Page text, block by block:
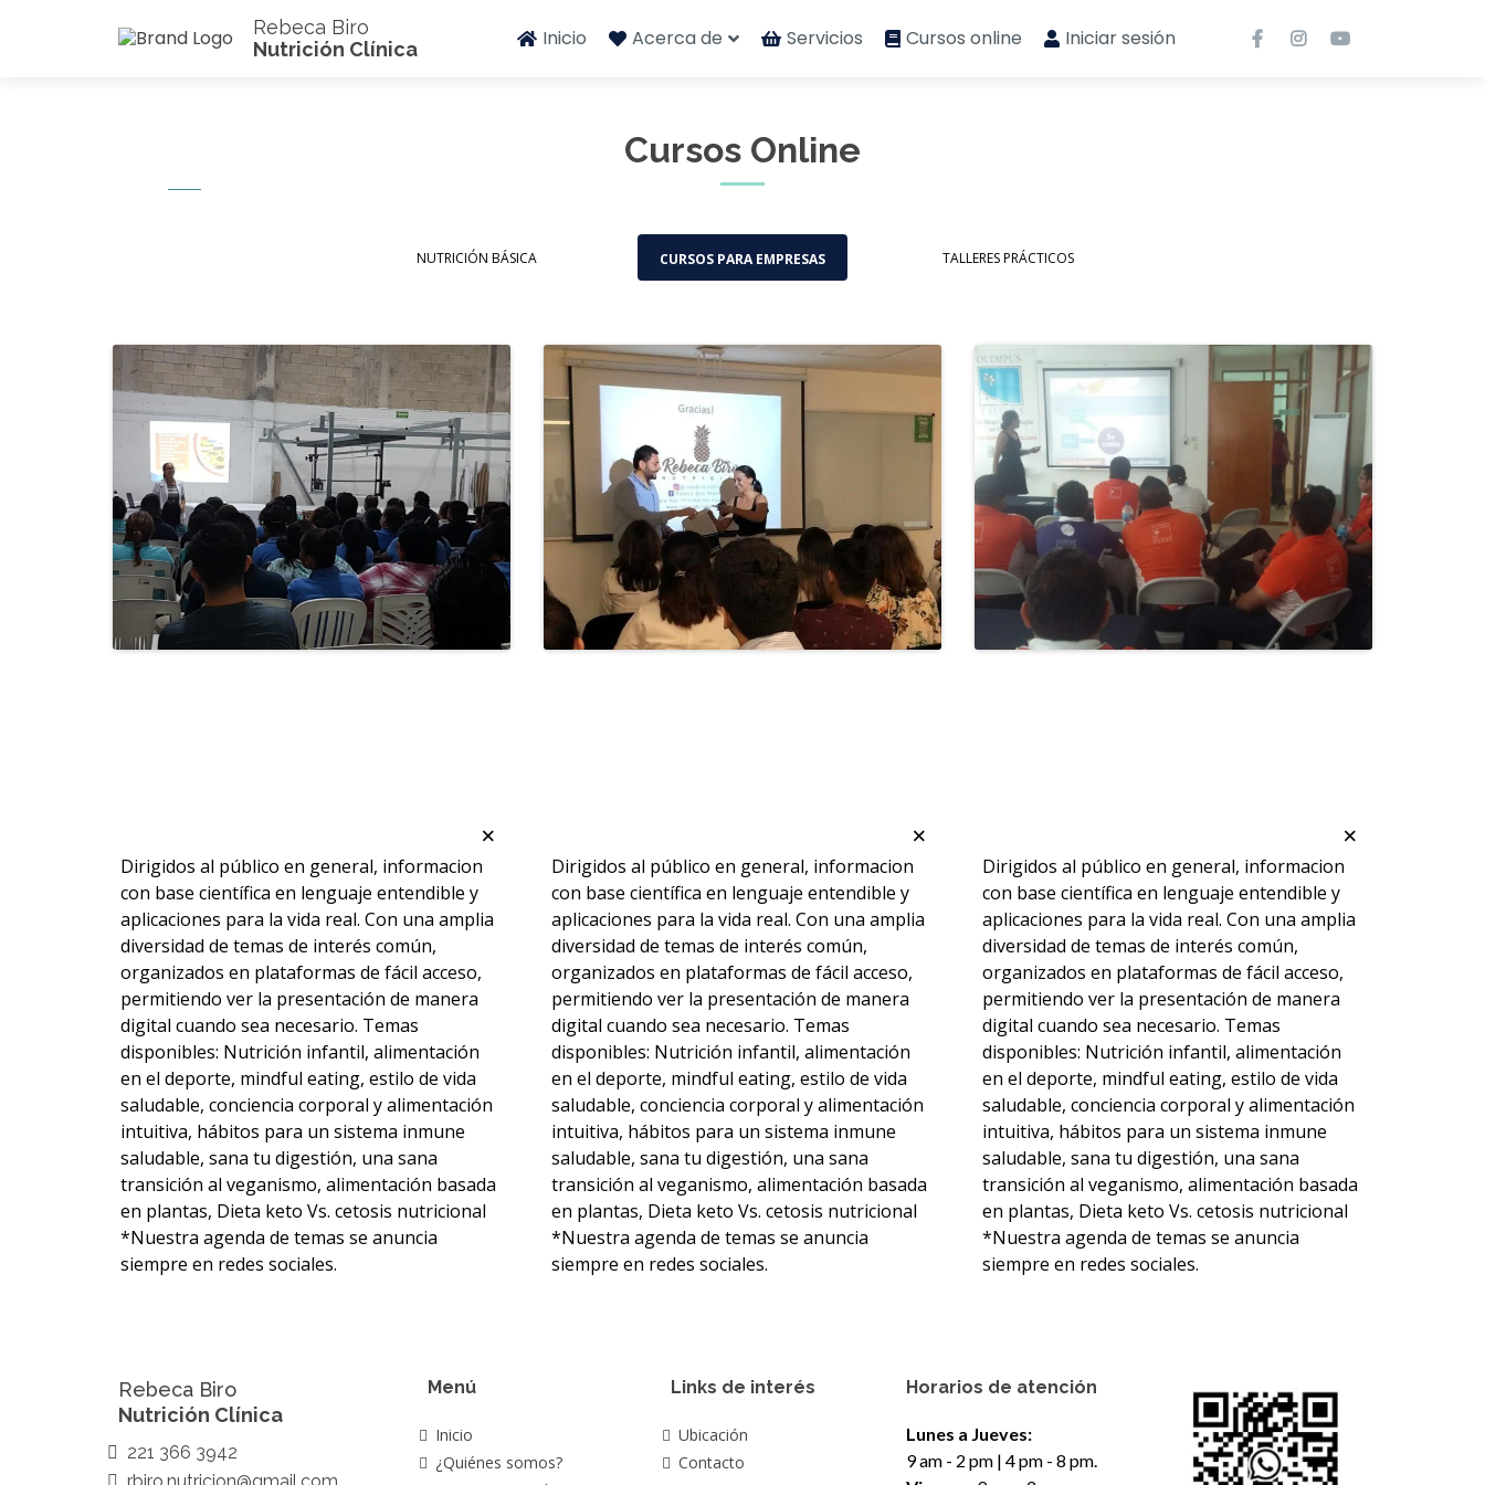
Rebeca Biro
Nutrición Clínica
Inicio Acerca de Servicios Cursos online Iniciar sesión
Cursos Online
NUTRICIÓN BÁSICA CURSOS PARA EMPRESAS TALLERES PRÁCTICOS
×
Dirigidos al público en general, informacion
con base científica en lenguaje entendible y
aplicaciones para la vida real. Con una amplia
diversidad de temas de interés común,
organizados en plataformas de fácil acceso,
permitiendo ver la presentación de manera
digital cuando sea necesario. Temas
disponibles: Nutrición infantil, alimentación
en el deporte, mindful eating, estilo de vida
saludable, conciencia corporal y alimentación
intuitiva, hábitos para un sistema inmune
saludable, sana tu digestión, una sana
transición al veganismo, alimentación basada
en plantas, Dieta keto Vs. cetosis nutricional
*Nuestra agenda de temas se anuncia
siempre en redes sociales.
×
Dirigidos al público en general, informacion
con base científica en lenguaje entendible y
aplicaciones para la vida real. Con una amplia
diversidad de temas de interés común,
organizados en plataformas de fácil acceso,
permitiendo ver la presentación de manera
digital cuando sea necesario. Temas
disponibles: Nutrición infantil, alimentación
en el deporte, mindful eating, estilo de vida
saludable, conciencia corporal y alimentación
intuitiva, hábitos para un sistema inmune
saludable, sana tu digestión, una sana
transición al veganismo, alimentación basada
en plantas, Dieta keto Vs. cetosis nutricional
*Nuestra agenda de temas se anuncia
siempre en redes sociales.
×
Dirigidos al público en general, informacion
con base científica en lenguaje entendible y
aplicaciones para la vida real. Con una amplia
diversidad de temas de interés común,
organizados en plataformas de fácil acceso,
permitiendo ver la presentación de manera
digital cuando sea necesario. Temas
disponibles: Nutrición infantil, alimentación
en el deporte, mindful eating, estilo de vida
saludable, conciencia corporal y alimentación
intuitiva, hábitos para un sistema inmune
saludable, sana tu digestión, una sana
transición al veganismo, alimentación basada
en plantas, Dieta keto Vs. cetosis nutricional
*Nuestra agenda de temas se anuncia
siempre en redes sociales.
Rebeca Biro
Nutrición Clínica
221 366 3942
Menú
Inicio
¿Quiénes somos?
Links de interés
Ubicación
Contacto
Horarios de atención
Lunes a Jueves:
9 am - 2 pm | 4 pm - 8 pm.